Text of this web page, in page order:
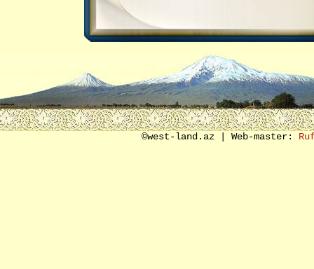
ERMƏNİSTAN SSR
AZƏRBAYCANLILAR YAŞAMIŞ
KƏNDLƏRİN RAYONLAR
TƏSNİFATI
SON SÖZ ƏVƏZİ
©west-land.az | Web-master: